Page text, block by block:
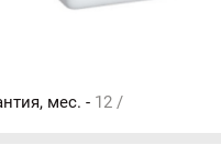
мес. - 12 /